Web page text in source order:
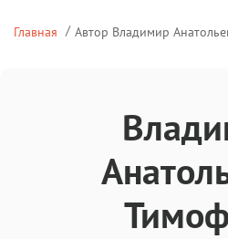
Главная Автор Владимир